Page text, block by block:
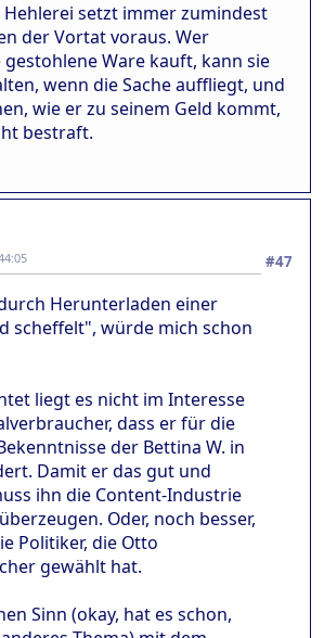
Hehlerei setzt immer zumindest
der Vortat voraus. Wer
Ware kauft, kann sie
wenn die Sache auffliegt, und
wie er zu seinem Geld kommt,
bestraft.
#47
Herunterladen einer
scheffelt", würde mich schon
liegt es nicht im Interesse
dass er für die
der Bettina W. in
Damit er das gut und
ihn die Content-Industrie
Oder, noch besser,
Politiker, die Otto
gewählt hat.
Sinn (okay, hat es schon,